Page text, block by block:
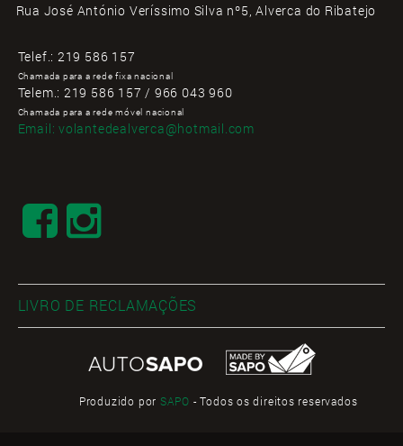
Rua José António Veríssimo Silva nº5, Alverca do Ribatejo
Telef.: 219 586 157
Chamada para a rede fixa nacional
Telem.: 219 586 157 / 966 043 960
Chamada para a rede móvel nacional
Email:volantedealverca@hotmail.com
LIVRO DE RECLAMAÇÕES
Produzido por SAPO - Todos os direitos reservados